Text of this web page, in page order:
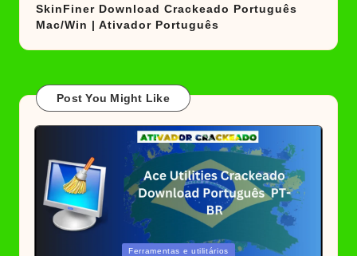
SkinFiner Download Crackeado Português
Mac/Win | Ativador Português
Post You Might Like
Ferramentas e utilitários